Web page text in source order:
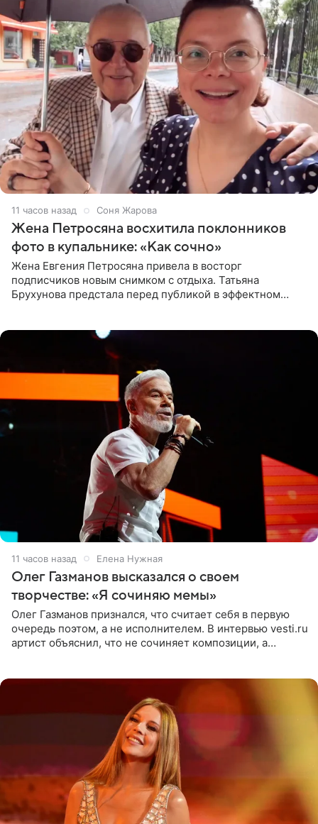
11 часов назад Соня Жарова
Жена Петросяна восхитила поклонников
фото в купальнике: «Как сочно»
Жена Евгения Петросяна привела в восторг
подписчиков новым снимком с отдыха. Татьяна
Брухунова предстала перед публикой в эффектном
11 часов назад Елена Нужная
Олег Газманов высказался о своем
творчестве: «Я сочиняю мемы»
Олег Газманов признался, что считает себя в первую
очередь поэтом, а не исполнителем. В интервью vesti.ru
артист объяснил, что не сочиняет композиции, а